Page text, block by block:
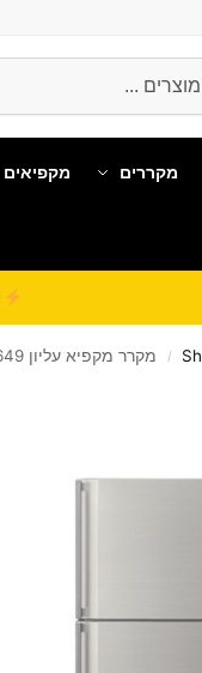
מקררים מקפיאים
/ מקרר מקפיא עליון 649 ליטר Sharp דגם SJ-SC70